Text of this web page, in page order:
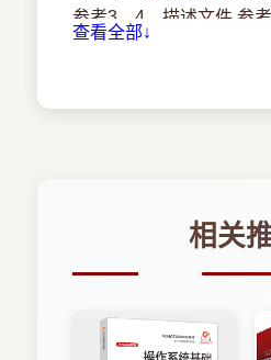
参考3．4 描述文件 参
练习3．1 为练习操作配
2 OS X 恢复实用工具
创建OS X 安装磁盘 课
参考5．1 自动软件更
查看全部↓
相关